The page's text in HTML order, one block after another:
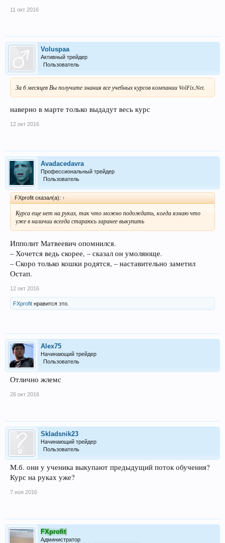
11 окт 2016
Voluspaa
Активный трейдер
Пользователь
За 6 месяцев Вы получите знания все учебных курсов компании VolFix.Net.
наверно в марте только выдадут весь курс
12 окт 2016
Avadacedavra
Профессиональный трейдер
Пользователь
FXprofit сказал(а): ↑
Курса еще нет на руках, так что можно подождать, когда язнаю что
уже в наличии всегда стараюсь заранее выкупить
Ипполит Матвеевич опомнился.
– Хочется ведь скорее, – сказал он умоляюще.
– Скоро только кошки родятся, – наставительно заметил
Остап.
12 окт 2016
FXprofit нравится это.
Alex75
Начинающий трейдер
Пользователь
Отлично жлемс
26 окт 2016
Skladsnik23
Начинающий трейдер
Пользователь
М.б. они у ученика выкупают предыдущий поток обучения?
Курс на руках уже?
7 ноя 2016
FXprofit
Администратор